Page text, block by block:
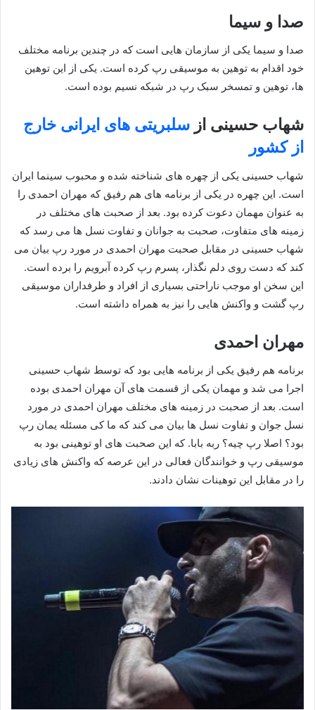
صدا و سیما
صدا و سیما یکی از سازمان هایی است که در چندین برنامه مختلف
خود اقدام به توهین به موسیقی رپ کرده است. یکی از این توهین
ها، توهین و تمسخر سبک رپ در شبکه نسیم بوده است.
شهاب حسینی از سلبریتی های ایرانی خارج
از کشور
شهاب حسینی یکی از چهره های شناخته شده و محبوب سینما ایران
است. این چهره در یکی از برنامه های هم رفیق که مهران احمدی را
به عنوان مهمان دعوت کرده بود. بعد از صحبت های مختلف در
زمینه های متفاوت، صحبت به جوانان و تفاوت نسل ها می رسد که
شهاب حسینی در مقابل صحبت مهران احمدی در مورد رپ بیان می
کند که دست روی دلم نگذار، پسرم رپ کرده آبرویم را برده است.
این سخن او موجب ناراحتی بسیاری از افراد و طرفداران موسیقی
رپ گشت و واکنش هایی را نیز به همراه داشته است.
مهران احمدی
برنامه هم رفیق یکی از برنامه هایی بود که توسط شهاب حسینی
اجرا می شد و مهمان یکی از قسمت های آن مهران احمدی بوده
است. بعد از صحبت در زمینه های مختلف مهران احمدی در مورد
نسل جوان و تفاوت نسل ها بیان می کند که ما کی مسئله یمان رپ
بود؟ اصلا رپ چیه؟ ربه بابا. که این صحبت های او توهینی بود به
موسیقی رپ و خوانندگان فعالی در این عرصه که واکنش های زیادی
را در مقابل این توهینات نشان دادند.